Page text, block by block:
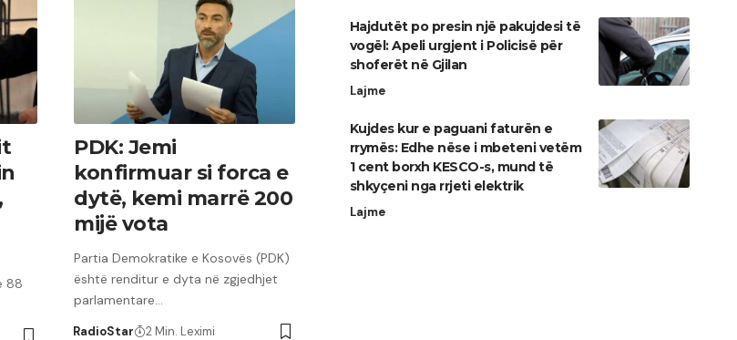
88
PDK: Jemi
konfirmuar si forca e
dytë, kemi marrë 200
mijë vota
Partia Demokratike e Kosovës (PDK)
është renditur e dyta në zgjedhjet
parlamentare…
RadioStar 2 Min. Leximi
Hajdutët po presin një pakujdesi të
vogël: Apeli urgjent i Policisë për
shoferët në Gjilan
Lajme
Kujdes kur e paguani faturën e
rrymës: Edhe nëse i mbeteni vetëm
1 cent borxh KESCO-s, mund të
shkyçeni nga rrjeti elektrik
Lajme